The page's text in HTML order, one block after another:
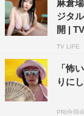
麻倉
ジタ
開 |
TV LIFE
「怖
りに
PR(合同